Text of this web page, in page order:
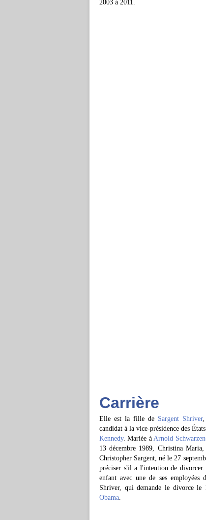
2003 à 2011.
Carrière
Elle est la fille de Sargent Shriver,
candidat à la vice-présidence des
Kennedy. Mariée àArnold
13 décembre 1989, Christina
Christopher Sargent, né le 27
préciser s'il a l'intention de
enfant avec une de ses employées
Shriver, qui demande le divorce le
Obama.